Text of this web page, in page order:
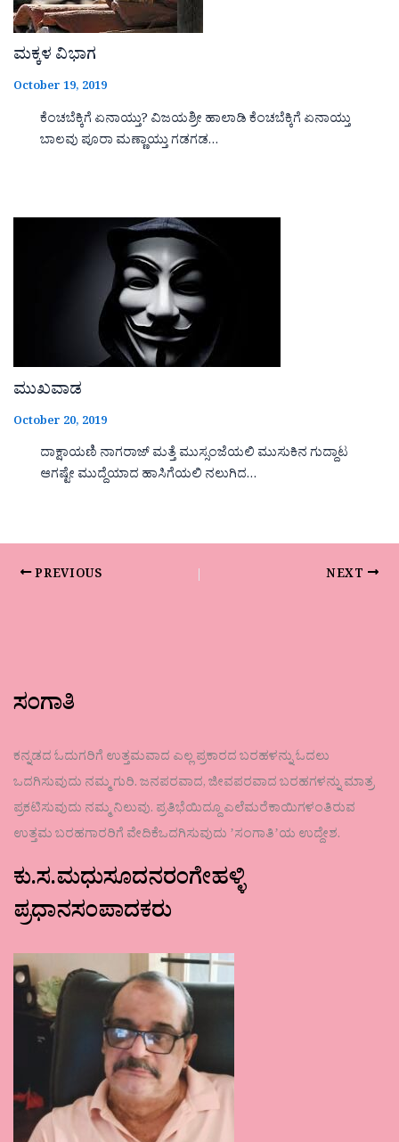
ಮಕ್ಕಳ ವಿಭಾಗ
October 19, 2019
ಕೆಂಚಬೆಕ್ಕಿಗೆ ಏನಾಯ್ತು? ವಿಜಯಶ್ರೀ ಹಾಲಾಡಿ ಕೆಂಚಬೆಕ್ಕಿಗೆ ಏನಾಯ್ತು
ಬಾಲವು ಪೂರಾ ಮಣ್ಣಾಯ್ತು ಗಡಗಡ…
ಮುಖವಾಡ
October 20, 2019
ದಾಕ್ಷಾಯಣಿ ನಾಗರಾಜ್ ಮತ್ತೆ ಮುಸ್ಸಂಜೆಯಲಿ ಮುಸುಕಿನ ಗುದ್ದಾಟ
ಆಗಷ್ಟೇ ಮುದ್ದೆಯಾದ ಹಾಸಿಗೆಯಲಿ ನಲುಗಿದ…
PREVIOUS NEXT
ಸಂಗಾತಿ
ಕನ್ನಡದ ಓದುಗರಿಗೆ ಉತ್ತಮವಾದ ಎಲ್ಲ ಪ್ರಕಾರದ ಬರಹಳನ್ನು ಓದಲು
ಒದಗಿಸುವುದು ನಮ್ಮ ಗುರಿ. ಜನಪರವಾದ, ಜೀವಪರವಾದ ಬರಹಗಳನ್ನು ಮಾತ್ರ
ಪ್ರಕಟಿಸುವುದು ನಮ್ಮ ನಿಲುವು. ಪ್ರತಿಭೆಯಿದ್ದೂ ಎಲೆಮರೆಕಾಯಿಗಳಂತಿರುವ
ಉತ್ತಮ ಬರಹಗಾರರಿಗೆ ವೇದಿಕೆಒದಗಿಸುವುದು ʼಸಂಗಾತಿʼಯ ಉದ್ದೇಶ.
ಕು.ಸ.ಮಧುಸೂದನರಂಗೇಹಳ್ಳಿ
ಪ್ರಧಾನಸಂಪಾದಕರು